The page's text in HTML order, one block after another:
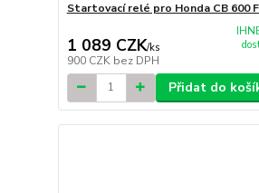
Startovací relé pro Honda CB 600
1 089 CZK/ks
900 CZK bez DPH
Přidat do